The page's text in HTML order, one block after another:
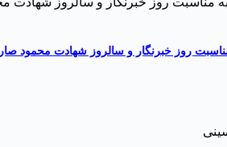
مناسبت روز خبرنگار و سالروز شهادت محمود